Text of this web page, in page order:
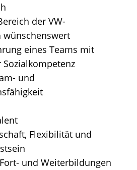
der VW-
wünschenswert
eines Teams mit
und
Flexibilität und
und Weiterbildungen